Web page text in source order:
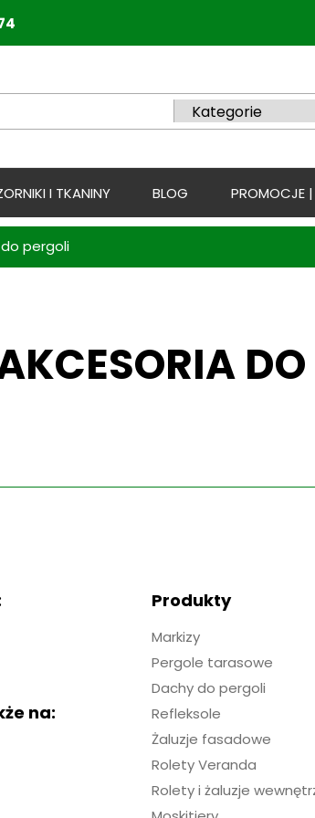
I TKANINY BLOG PROMOCJE |
pergoli
DO
na:
Produkty
Markizy
Pergole tarasowe
Dachy do pergoli
Refleksole
Żaluzje fasadowe
Rolety Veranda
Rolety i żaluzje